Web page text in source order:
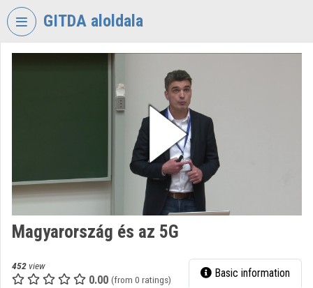
Skip header
GITDA aloldala
TORIUM
Organization home
Categories
Magyarország és az 5G
452 view
0.00 (from 0 ratings) Basic information